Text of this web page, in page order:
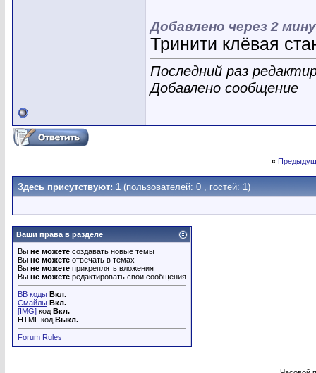
Добавлено через 2
Тринити клёвая
Последний раз
Добавлено сообщение
«
Здесь присутствуют: 1 (пользователей: 0 , гостей: 1)
Ваши права в разделе
Вы не можете создавать новые темы
Вы не можете отвечать в темах
Вы не можете прикреплять вложения
Вы не можете редактировать свои сообщения
BB коды Вкл.
Смайлы Вкл.
[IMG] код Вкл.
HTML код Выкл.
Forum Rules